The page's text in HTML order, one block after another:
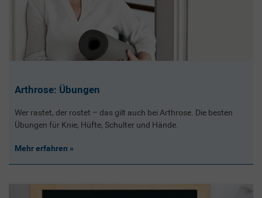
Arthrose: Übungen
Wer rastet, der rostet – das gilt auch bei Arthrose. Die besten
Übungen für Knie, Hüfte, Schulter und Hände.
Mehr erfahren